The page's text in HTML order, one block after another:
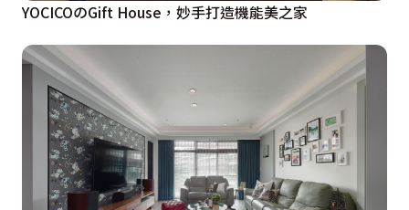
YOCICOのGift House，妙手打造機能美之家